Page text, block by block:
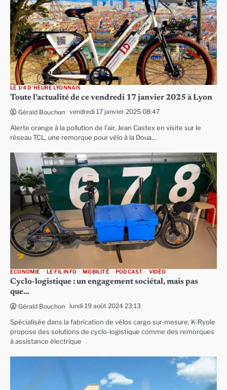
LE 1/4 D'HEURE LYONNAIS
Toute l’actualité de ce vendredi 17 janvier 2025 à Lyon
Gérald Bouchon vendredi 17 janvier 2025 08:47
Alerte orange à la pollution de l’air, Jean Castex en visite sur le
réseau TCL, une remorque pour vélo à la Doua…
ECONOMIE LE FIL INFO MOBILITÉ PODCAST VIDÉO
Cyclo-logistique : un engagement sociétal, mais pas
que…
Gérald Bouchon lundi 19 août 2024 23:13
Spécialisée dans la fabrication de vélos cargo sur-mesure, K-Ryole
propose des solutions de cyclo-logistique comme des remorques
à assistance électrique